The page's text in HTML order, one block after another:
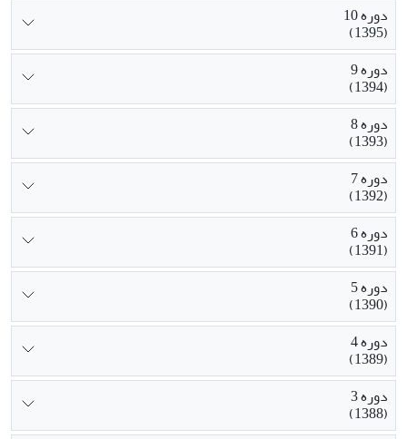
دوره 10
(1395)
دوره 9
(1394)
دوره 8
(1393)
دوره 7
(1392)
دوره 6
(1391)
دوره 5
(1390)
دوره 4
(1389)
دوره 3
(1388)